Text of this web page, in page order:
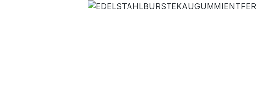
Bildergalerie überspringen